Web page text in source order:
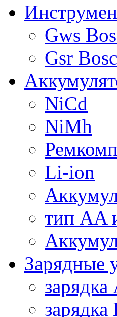
Gws
Gsr
NiCd
NiMh
Li-ion
тип AA
Зарядные
зарядка
зарядка